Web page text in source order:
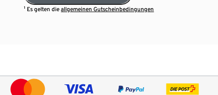
¹ Es gelten dieallgemeinen Gutscheinbedingungen